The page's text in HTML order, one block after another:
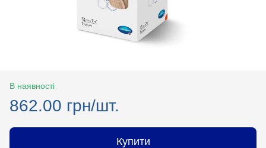
В наявності
862.00 грн/шт.
Купити